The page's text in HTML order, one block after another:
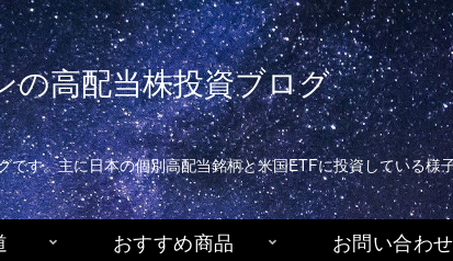
の高配当株投資ブログ
す。主に日本の個別高配当銘柄と米国ETFに投資している様
おすすめ商品 お問い合わせ